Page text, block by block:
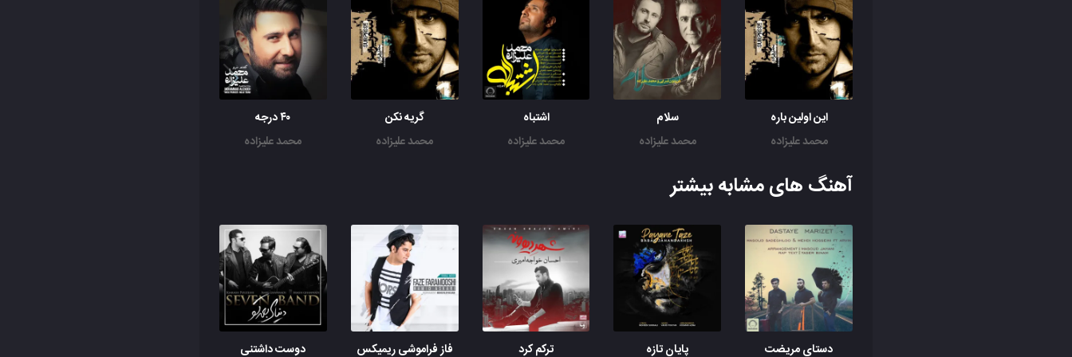
همه چیزم، وای عزیزم
همه چیزم، وای عزیزم
همه چیزم، وای عزیزم
همه چیزم، وای عزیزم
جز تو
کی می تونه عزیز من باشه
کی می تونه تو قلب من جا شه
کی واسه دیدن تو حریصه
اسم تو رو قلبش مینویسه
گونه هاش از ندیدنت خیسه
همه چیزم، وای عزیزم
تو نباشی، بی قرارم
بد می بینم، بد میارم
این اولین باره
محمد علیزاده
سلام
محمد علیزاده
اشتباه
محمد علیزاده
گریه نکن
محمد علیزاده
۴۰ درجه
محمد علیزاده
آهنگ های مشابه بیشتر
دستای مریضت پایان تازه ترکم کرد فاز فراموشی ریمیکس دوست داشتنی